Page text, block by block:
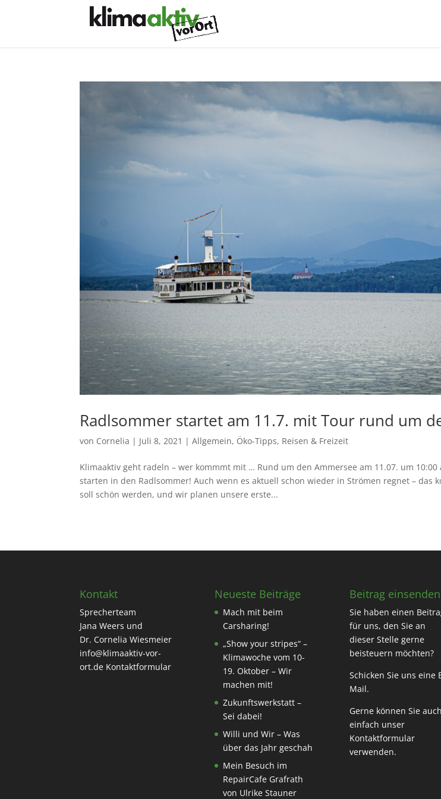
Radlsommer startet am 11.7. mit Tour rund um
von Cornelia | Juli 8, 2021 |Allgemein, Öko-Tipps, Reisen & Freizeit
Klimaaktiv geht radeln – wer kommmt mit … Rund um den Ammersee am 11.07. um
starten in den Radlsommer! Auch wenn es aktuell schon wieder in Strömen regnet – das
soll schön werden, und wir planen unsere erste...
Kontakt
Sprecherteam
Jana Weers und
Dr. Cornelia Wiesmeier
info@klimaaktiv-vor-
ort.de Kontaktformular
Neueste Beiträge
Mach mit beim
Carsharing!
„Show your stripes“ –
Klimawoche vom 10-
19. Oktober – Wir
machen mit!
Zukunftswerkstatt –
Sei dabei!
Willi und Wir – Was
über das Jahr geschah
Mein Besuch im
RepairCafe Grafrath
von Ulrike Stauner
Beitrag einsenden
Sie haben einen
für uns, den Sie an
dieser Stelle gerne
beisteuern möchten?
Schicken Sie uns eine
Mail.
Gerne können Sie auch
einfach unser
Kontaktformular
verwenden.